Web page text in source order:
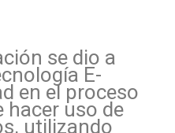
se dio a
E-
en el proceso
hacer uso de
utilizando